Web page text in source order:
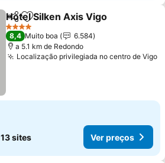
PartilharAdicionar aos favoritos
Hotel Silken Axis Vigo
4 Estrelas
8,4 Muito boa
6.584
a 5.1 km de Redondo
Localização privilegiada no centro de Vigo
13 sites Ver preços